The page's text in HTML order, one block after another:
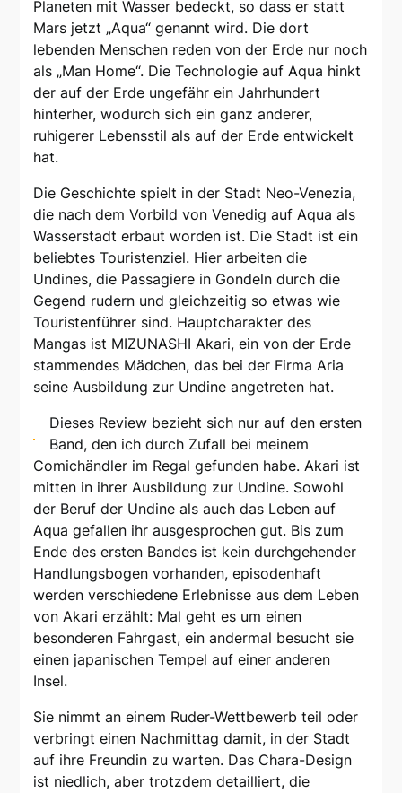
Planeten mit Wasser bedeckt, so dass er statt
Mars jetzt „Aqua“ genannt wird. Die dort
lebenden Menschen reden von der Erde nur noch
als „Man Home“. Die Technologie auf Aqua hinkt
der auf der Erde ungefähr ein Jahrhundert
hinterher, wodurch sich ein ganz anderer,
ruhigerer Lebensstil als auf der Erde entwickelt
hat.
Die Geschichte spielt in der Stadt Neo-Venezia,
die nach dem Vorbild von Venedig auf Aqua als
Wasserstadt erbaut worden ist. Die Stadt ist ein
beliebtes Touristenziel. Hier arbeiten die
Undines, die Passagiere in Gondeln durch die
Gegend rudern und gleichzeitig so etwas wie
Touristenführer sind. Hauptcharakter des
Mangas ist MIZUNASHI Akari, ein von der Erde
stammendes Mädchen, das bei der Firma Aria
seine Ausbildung zur Undine angetreten hat.
Dieses Review bezieht sich nur auf den ersten
Band, den ich durch Zufall bei meinem
Comichändler im Regal gefunden habe. Akari ist
mitten in ihrer Ausbildung zur Undine. Sowohl
der Beruf der Undine als auch das Leben auf
Aqua gefallen ihr ausgesprochen gut. Bis zum
Ende des ersten Bandes ist kein durchgehender
Handlungsbogen vorhanden, episodenhaft
werden verschiedene Erlebnisse aus dem Leben
von Akari erzählt: Mal geht es um einen
besonderen Fahrgast, ein andermal besucht sie
einen japanischen Tempel auf einer anderen
Insel.
Sie nimmt an einem Ruder-Wettbewerb teil oder
verbringt einen Nachmittag damit, in der Stadt
auf ihre Freundin zu warten. Das Chara-Design
ist niedlich, aber trotzdem detailliert, die